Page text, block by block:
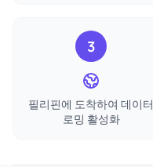
3
필리핀에 도착하여 데이터
로밍 활성화